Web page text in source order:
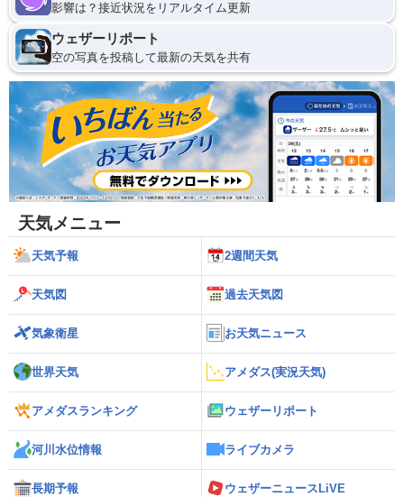
影響は？接近状況をリアルタイム更新
ウェザーリポート
空の写真を投稿して最新の天気を共有
天気メニュー
天気予報 2週間天気
天気図 過去天気図
気象衛星 お天気ニュース
世界天気 アメダス(実況天気)
アメダスランキング ウェザーリポート
河川水位情報 ライブカメラ
長期予報 ウェザーニュースLiVE